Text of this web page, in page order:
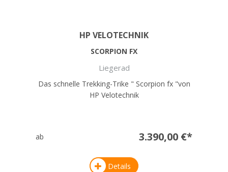
HP VELOTECHNIK
SCORPION FX
Liegerad
Das schnelle Trekking-Trike " Scorpion fx "von
HP Velotechnik
ab 3.390,00 €*
Details